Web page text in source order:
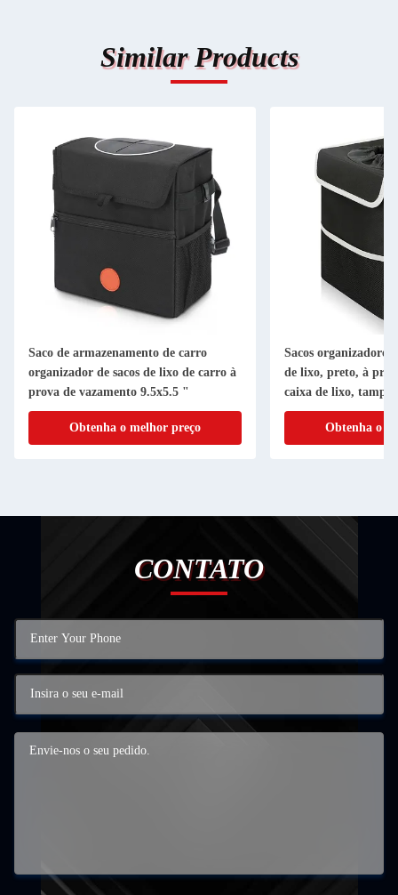
Similar Products
Saco de armazenamento de carro
organizador de sacos de lixo de carro à
prova de vazamento 9.5x5.5 "
Obtenha o melhor preço
Sacos
de lixo, preto, à
caixa de lixo,
10,4 "
Obtenha o
CONTATO